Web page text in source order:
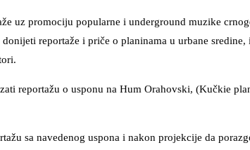
uz promociju popularne i underground muzike
reportaže i priče o planinama u urbane sredine,
reportažu o usponu na Hum Orahovski, (Kučkie
sa navedenog uspona i nakon projekcije da